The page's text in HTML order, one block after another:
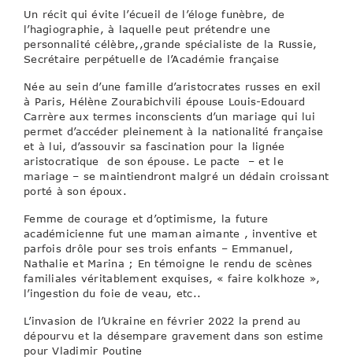
Un récit qui évite l’écueil de l’éloge funèbre, de
l’hagiographie, à laquelle peut prétendre une
personnalité célèbre,,grande spécialiste de la Russie,
Secrétaire perpétuelle de l’Académie française
Née au sein d’une famille d’aristocrates russes en exil
à Paris, Hélène Zourabichvili épouse Louis-Edouard
Carrère aux termes inconscients d’un mariage qui lui
permet d’accéder pleinement à la nationalité française
et à lui, d’assouvir sa fascination pour la lignée
aristocratique de son épouse. Le pacte – et le
mariage – se maintiendront malgré un dédain croissant
porté à son époux.
Femme de courage et d’optimisme, la future
académicienne fut une maman aimante , inventive et
parfois drôle pour ses trois enfants – Emmanuel,
Nathalie et Marina ; En témoigne le rendu de scènes
familiales véritablement exquises, « faire kolkhoze »,
l’ingestion du foie de veau, etc..
L’invasion de l’Ukraine en février 2022 la prend au
dépourvu et la désempare gravement dans son estime
pour Vladimir Poutine